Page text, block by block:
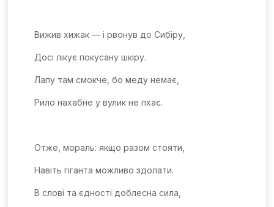
Вижив хижак — і рвонув до Сибіру,
Досі лікує покусану шкіру.
Лапу там смокче, бо меду немає,
Рило нахабне у вулик не пхає.
Отже, мораль: якщо разом стояти,
Навіть гіганта можливо здолати.
В слові та єдності доблесна сила,